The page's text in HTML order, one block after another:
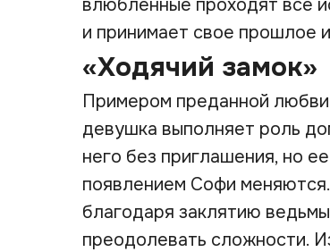
влюбленные проходят все
и принимает свое прошлое
«Ходячий замок»
Примером преданной
девушка выполняет роль
него без приглашения, но
появлением Софи
благодаря заклятию
преодолевать сложности.